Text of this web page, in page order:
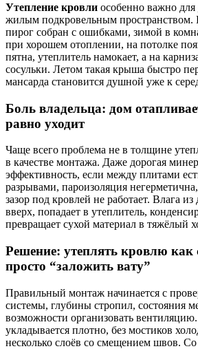
Утепление кровли особенно важно
жилым подкровельным пространством.
пирог собран с ошибками, зимой в
при хорошем отоплении, на потолке
пятна, утеплитель намокает, а на
сосульки. Летом такая крыша быстро
мансарда становится душной уже к
Боль владельца: дом
равно уходит
Чаще всего проблема не в толщине
в качестве монтажа. Даже дорогая
эффективность, если между плитами
разрывами, пароизоляция
зазор под кровлей не работает. Влага
вверх, попадает в утеплитель,
превращает сухой материал в тяжёлый
Решение: утеплять кровлю как
просто “заложить вату”
Правильный монтаж начинается с
системы, глубины стропил, состояния
возможности организовать
укладывается плотно, без мостиков
несколько слоёв со смещением швов.